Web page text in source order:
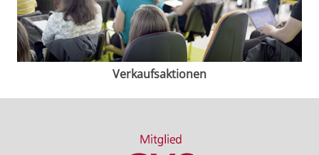
Verkaufsaktionen